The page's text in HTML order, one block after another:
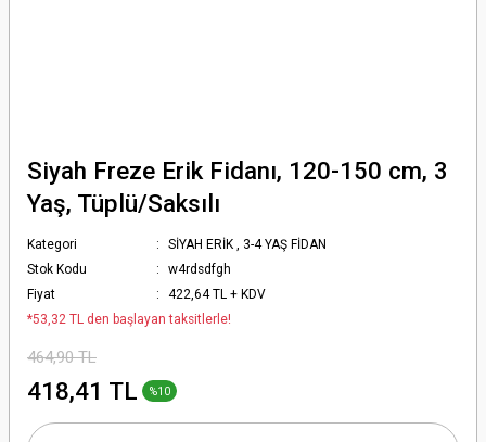
Siyah Freze Erik Fidanı, 120-150 cm, 3
Yaş, Tüplü/Saksılı
Kategori SİYAH ERİK , 3-4 YAŞ FİDAN
Stok Kodu
w4rdsdfgh
Fiyat
422,64 TL + KDV
*53,32 TL den başlayan taksitlerle!
464,90 TL
418,41 TL %10